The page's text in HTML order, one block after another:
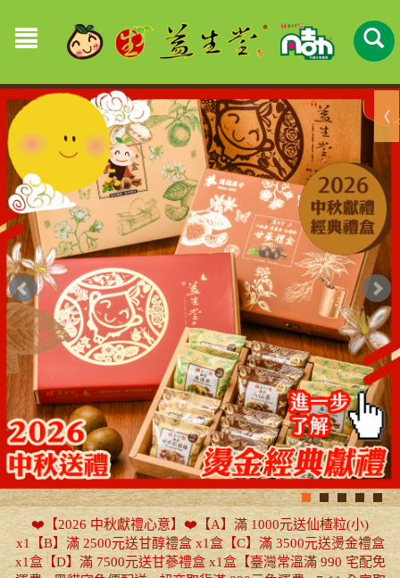
❤️【2026 中秋獻禮心意】❤️【A】滿 1000元送仙楂粒(小)
x1【B】滿 2500元送甘醇禮盒 x1盒【C】滿 3500元送燙金禮盒
x1盒【D】滿 7500元送甘蔘禮盒 x1盒【臺灣常溫滿 990 宅配免